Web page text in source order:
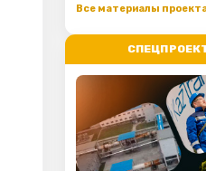
Все материалы